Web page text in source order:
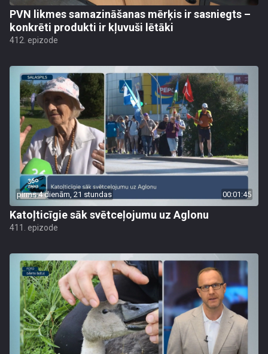
PVN likmes samazināšanas mērķis ir sasniegts –
konkrēti produkti ir kļuvuši lētāki
412. epizode
pirms 4 dienām, 21 stundas 00:01:45
Katoļticīgie sāk svētceļojumu uz Aglonu
411. epizode